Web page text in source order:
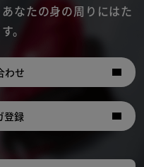
あなたの身の周りにはた
。
わせ
登録